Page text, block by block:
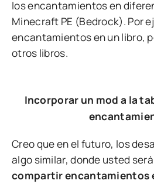
los encantamientos en
Minecraft PE (Bedrock). Por
encantamientos en un libro,
otros libros.
Incorporar un mod a la
Creo que en el futuro, los
algo similar, donde usted
compartir encantamientos